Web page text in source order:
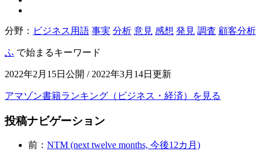
分野： ビジネス用語 事実 分析 意見 感想 発見 調査 顧客分析
ふ で始まるキーワード
2022年2月15日公開 / 2022年3月14日更新
アマゾン書籍ランキング（ビジネス・経済）を見る
投稿ナビゲーション
前： NTM (next twelve months, 今後12カ月)